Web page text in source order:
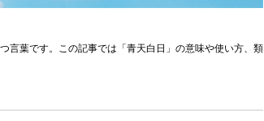
言葉です。この記事では「青天白日」の意味や使い方、類